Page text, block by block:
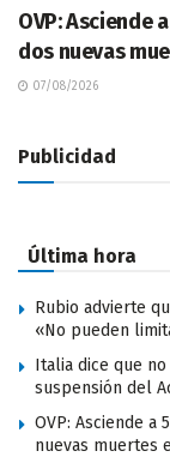
OVP: Asciende
dos nuevas
07/08/2026
Publicidad
Última hora
Rubio advierte
«No pueden
Italia dice que
suspensión del
OVP: Asciende
nuevas muertes